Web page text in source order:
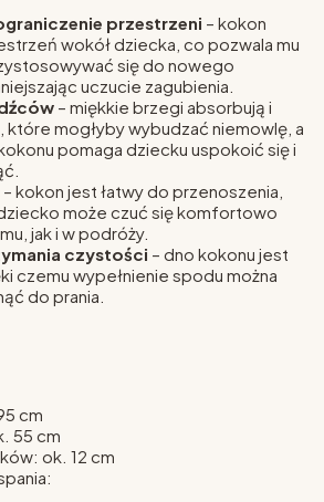
przestrzeni – kokon
wokół dziecka, co pozwala mu
się do nowego
uczucie zagubienia.
– miękkie brzegi absorbują i
które mogłyby wybudzać niemowlę, a
pomaga dziecku uspokoić się i
– kokon jest łatwy do przenoszenia,
może czuć się komfortowo
jak i w podróży.
czystości – dno kokonu jest
czemu wypełnienie spodu można
do prania.
cm
55 cm
ok. 12 cm